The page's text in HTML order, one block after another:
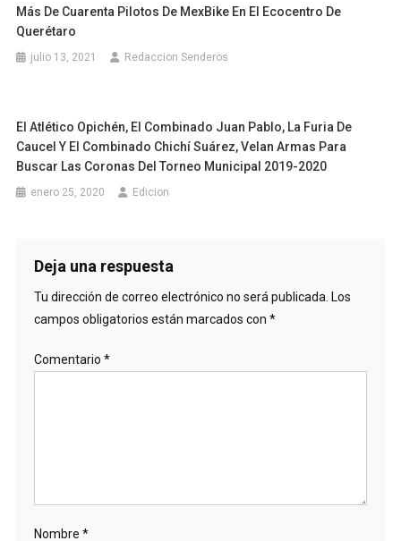
Más De Cuarenta Pilotos De MexBike En El Ecocentro De
Querétaro
julio 13, 2021 Redaccion Senderos
El Atlético Opichén, El Combinado Juan Pablo, La Furia De
Caucel Y El Combinado Chichí Suárez, Velan Armas Para
Buscar Las Coronas Del Torneo Municipal 2019-2020
enero 25, 2020 Edicion
Deja una respuesta
Tu dirección de correo electrónico no será publicada. Los
campos obligatorios están marcados con *
Comentario *
Nombre *